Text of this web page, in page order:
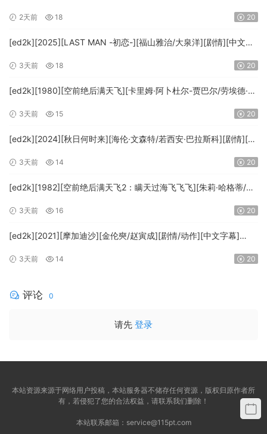
2天前 18 20
[ed2k][2025][LAST MAN -初恋-][福山雅治/大泉洋][剧情][中文字
3天前 18 20
[ed2k][1980][空前绝后满天飞][卡里姆·阿卜杜尔-贾巴尔/劳埃德·布
HD.MA5.1.x265.10bit-BeiTai]
3天前 15 20
[ed2k][2024][秋日何时来][海伦·文森特/若西安·巴拉斯科][剧情][中
FRDS]
3天前 14 20
[ed2k][1982][空前绝后满天飞2：瞒天过海飞飞飞][朱莉·哈格蒂/罗
[1080p.BluRay.x264.DTS-WiKi]
3天前 16 20
[ed2k][2021][摩加迪沙][金伦奭/赵寅成][剧情/动作][中文字幕]
3天前 14 20
评论 0
请先 登录
本站资源来源于网络用户投稿，本站服务器不储存任何资源，版权归原作者所
有，若侵犯了您的合法权益，请联系我们删除！
本站联系邮箱： service@115pt.com